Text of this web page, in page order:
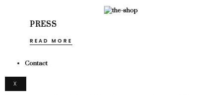
PRESS
READ MORE
Contact
X